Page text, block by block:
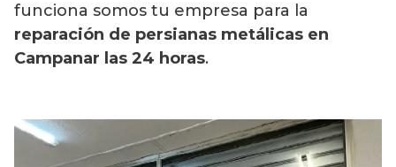
funciona somos tu empresa para la
reparación de persianas metálicas en
Campanar las 24 horas.